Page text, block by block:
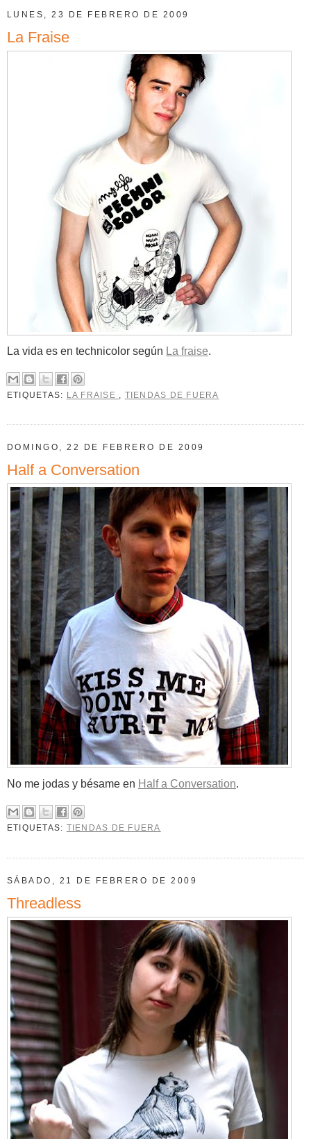
LUNES, 23 DE FEBRERO DE 2009
La Fraise
La vida es en technicolor según La fraise.
ETIQUETAS: LA FRAISE TIENDAS DE FUERA
DOMINGO, 22 DE FEBRERO DE 2009
Half a Conversation
No me jodas y bésame en Half a Conversation.
ETIQUETAS: TIENDAS DE FUERA
SÁBADO, 21 DE FEBRERO DE 2009
Threadless